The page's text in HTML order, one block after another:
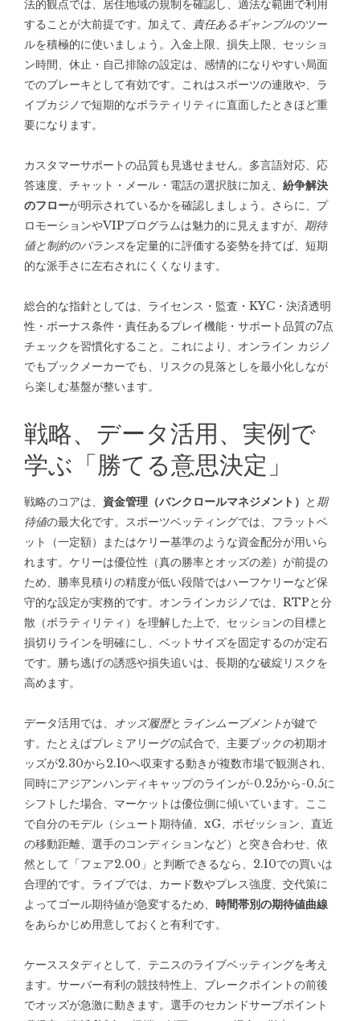
法的観点では、居住地域の規制を確認し、適法な範囲で利用
することが大前提です。加えて、
責任あるギャンブルのツー
ルを積極的に使いましょう。入金上限、損失上限、セッショ
ン時間、休止・自己排除の設定は、感情的になりやすい局面
でのブレーキとして有効です。これはスポーツの連敗や、ラ
イブカジノで短期的なボラティリティに直面したときほど重
要になります。
カスタマーサポートの品質も見逃せません。多言語対応、応
答速度、チャット・メール・電話の選択肢に加え、 紛争解決
のフローが明示されているかを確認しましょう。さらに、プ
ロモーションやVIPプログラムは魅力的に見えますが、 期待
値と制約のバランスを定量的に評価する姿勢を持てば、短期
的な派手さに左右されにくくなります。
総合的な指針としては、ライセンス・監査・KYC・決済透明
性・ボーナス条件・責任あるプレイ機能・サポート品質の7点
チェックを習慣化すること。これにより、オンライン カジノ
でもブックメーカーでも、リスクの見落としを最小化しなが
ら楽しむ基盤が整います。
戦略、データ活用、実例で
学ぶ「勝てる意思決定」
戦略のコアは、 資金管理（バンクロールマネジメント） と 期
待値の最大化です。スポーツベッティングでは、フラットベ
ット（一定額）またはケリー基準のような資金配分が用いら
れます。ケリーは優位性（真の勝率とオッズの差）が前提の
ため、勝率見積りの精度が低い段階ではハーフケリーなど保
守的な設定が実務的です。オンラインカジノでは、RTPと分
散（ボラティリティ）を理解した上で、セッションの目標と
損切りラインを明確にし、ベットサイズを固定するのが定石
です。勝ち逃げの誘惑や損失追いは、長期的な破綻リスクを
高めます。
データ活用では、 オッズ履歴と ラインムーブメントが鍵で
す。たとえばプレミアリーグの試合で、主要ブックの初期オ
ッズが2.30から2.10へ収束する動きが複数市場で観測され、
同時にアジアンハンディキャップのラインが-0.25から-0.5に
シフトした場合、マーケットは優位側に傾いています。ここ
で自分のモデル（シュート期待値、xG、ポゼッション、直近
の移動距離、選手のコンディションなど）と突き合わせ、依
然として「フェア2.00」と判断できるなら、2.10での買いは
合理的です。ライブでは、カード数やプレス強度、交代策に
よってゴール期待値が急変するため、 時間帯別の期待値曲線
をあらかじめ用意しておくと有利です。
ケーススタディとして、テニスのライブベッティングを考え
ます。サーバー有利の競技特性上、ブレークポイントの前後
でオッズが急激に動きます。選手のセカンドサーブポイント